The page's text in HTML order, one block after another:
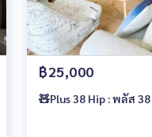
฿25,000